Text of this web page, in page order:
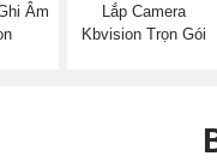
Âm
Lắp Camera
Kbvision Trọn Gói